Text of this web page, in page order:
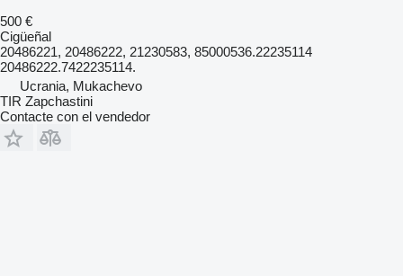
500 €
Cigüeñal
20486221, 20486222, 21230583, 85000536.22235114
20486222.7422235114.
Ucrania, Mukachevo
TIR Zapchastini
Contacte con el vendedor